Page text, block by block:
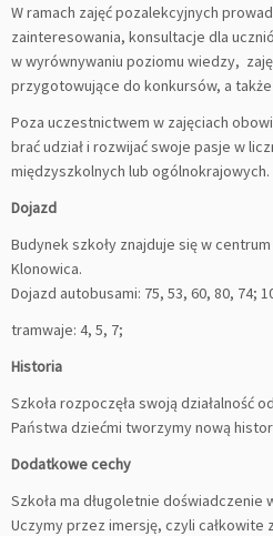
W ramach zajęć pozalekcyjnych
zainteresowania, konsultacje dla
w wyrównywaniu poziomu wiedzy,
przygotowujące do konkursów, a
Poza uczestnictwem w zajęciach
brać udział i rozwijać swoje pasje w
międzyszkolnych lub ogólnokrajowych.
Dojazd
Budynek szkoły znajduje się w
Klonowica.
Dojazd autobusami: 75, 53, 60, 80, 74;
tramwaje: 4, 5, 7;
Historia
Szkoła rozpoczęła swoją działalność
Państwa dziećmi tworzymy nową
Dodatkowe cechy
Szkoła ma długoletnie doświadczenie
Uczymy przez imersję, czyli całkowite